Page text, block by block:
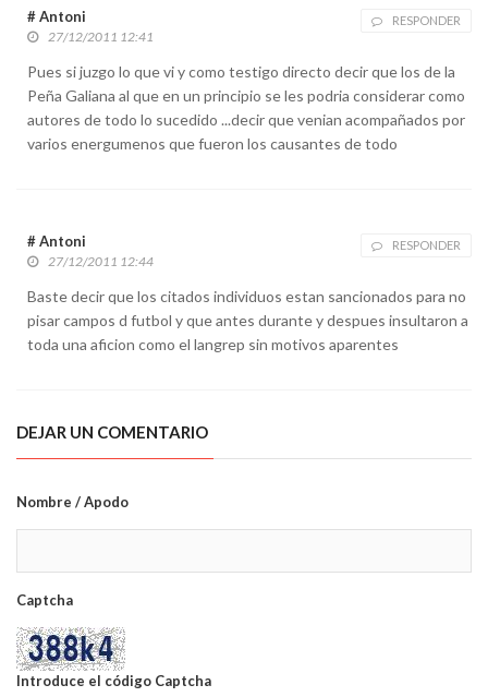
# Antoni RESPONDER
27/12/2011 12:41
Pues si juzgo lo que vi y como testigo directo decir que los de la
Peña Galiana al que en un principio se les podria considerar como
autores de todo lo sucedido ...decir que venian acompañados por
varios energumenos que fueron los causantes de todo
# Antoni RESPONDER
27/12/2011 12:44
Baste decir que los citados individuos estan sancionados para no
pisar campos d futbol y que antes durante y despues insultaron a
toda una aficion como el langrep sin motivos aparentes
DEJAR UN COMENTARIO
Nombre / Apodo
Captcha
Introduce el código Captcha